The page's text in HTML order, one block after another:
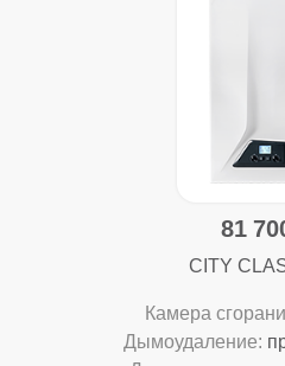
81
CITY
Камера
Дымоудаление: